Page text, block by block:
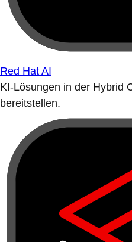
Red Hat AI
KI-Lösungen in der Hybrid
bereitstellen.